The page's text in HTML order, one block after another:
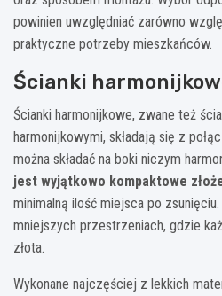
powinien uwzględniać zarówno
praktyczne potrzeby mieszkańców.
Ścianki
Ścianki harmonijkowe, zwane też
harmonijkowymi, składają się z
można składać na boki niczym
jest wyjątkowo kompaktowe
minimalną ilość miejsca po
mniejszych przestrzeniach, gdzie
złota.
Wykonane najczęściej z lekkich